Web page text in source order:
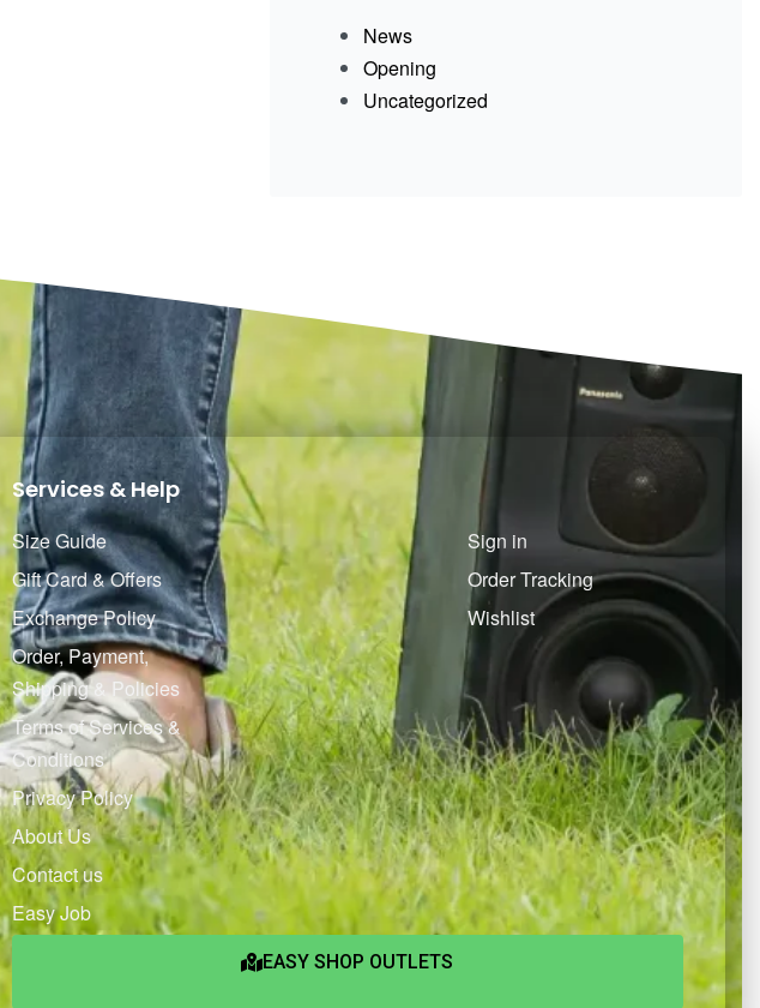
News
Opening
Uncategorized
Services & Help
Size Guide
Gift Card & Offers
Exchange Policy
Order, Payment,
Shipping & Policies
Terms of Services &
Conditions
Privacy Policy
About Us
Contact us
Easy Job
Sign in
Order Tracking
Wishlist
EASY SHOP OUTLETS